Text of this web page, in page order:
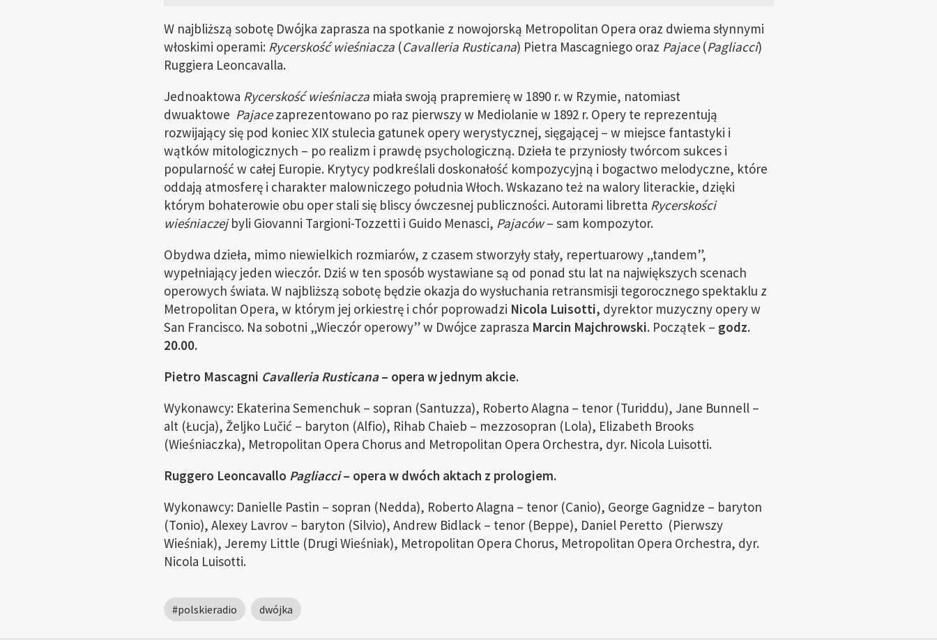
W najbliższą sobotę Dwójka zaprasza na spotkanie z nowojorską Metropolitan Opera oraz dwiema słynnymi
włoskimi operami: Rycerskość wieśniacza(Cavalleria Rusticana) Pietra Mascagniego oraz Pajace(Pagliacci)
Ruggiera Leoncavalla.
Jednoaktowa Rycerskość wieśniaczamiała swoją prapremierę w 1890 r. w Rzymie, natomiast
dwuaktowe Pajacezaprezentowano po raz pierwszy w Mediolanie w 1892 r. Opery te reprezentują
rozwijający się pod koniec XIX stulecia gatunek opery werystycznej, sięgającej – w miejsce fantastyki i
wątków mitologicznych – po realizm i prawdę psychologiczną. Dzieła te przyniosły twórcom sukces i
popularność w całej Europie. Krytycy podkreślali doskonałość kompozycyjną i bogactwo melodyczne, które
oddają atmosferę i charakter malowniczego południa Włoch. Wskazano też na walory literackie, dzięki
którym bohaterowie obu oper stali się bliscy ówczesnej publiczności. Autorami libretta Rycerskości
wieśniaczejbyli Giovanni Targioni-Tozzetti i Guido Menasci, Pajaców– sam kompozytor.
Obydwa dzieła, mimo niewielkich rozmiarów, z czasem stworzyły stały, repertuarowy „tandem”,
wypełniający jeden wieczór. Dziś w ten sposób wystawiane są od ponad stu lat na największych scenach
operowych świata. W najbliższą sobotę będzie okazja do wysłuchania retransmisji tegorocznego spektaklu z
Metropolitan Opera, w którym jej orkiestrę i chór poprowadzi Nicola Luisotti, dyrektor muzyczny opery w
San Francisco. Na sobotni „Wieczór operowy” w Dwójce zaprasza Marcin Majchrowski.Początek – godz.
20.00.
Pietro Mascagni Cavalleria Rusticana– opera w jednym akcie.
Wykonawcy: Ekaterina Semenchuk – sopran (Santuzza), Roberto Alagna – tenor (Turiddu), Jane Bunnell –
alt (Łucja), Željko Lučić – baryton (Alfio), Rihab Chaieb – mezzosopran (Lola), Elizabeth Brooks
(Wieśniaczka), Metropolitan Opera Chorus and Metropolitan Opera Orchestra, dyr. Nicola Luisotti.
Ruggero Leoncavallo Pagliacci– opera w dwóch aktach z prologiem.
Wykonawcy: Danielle Pastin – sopran (Nedda), Roberto Alagna – tenor (Canio), George Gagnidze – baryton
(Tonio), Alexey Lavrov – baryton (Silvio), Andrew Bidlack – tenor (Beppe), Daniel Peretto (Pierwszy
Wieśniak), Jeremy Little (Drugi Wieśniak), Metropolitan Opera Chorus, Metropolitan Opera Orchestra, dyr.
Nicola Luisotti.
#polskieradio dwójka